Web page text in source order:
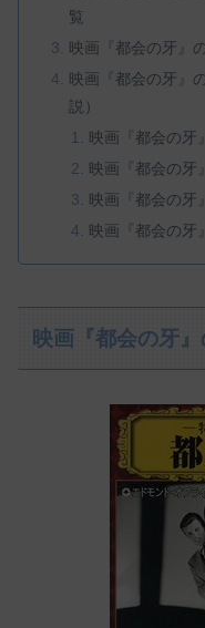
覧
映画『都会の牙』
映画『都会の牙』
説）
映画『都会の牙
映画『都会の牙
映画『都会の牙
映画『都会の牙
映画『都会の牙